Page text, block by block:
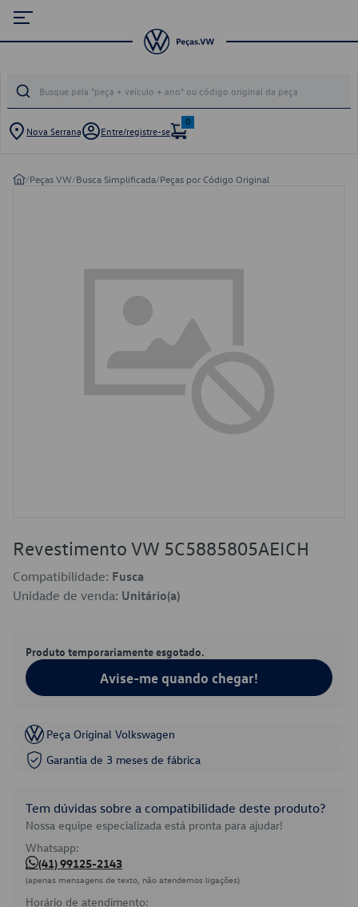
Nova Serrana Entre/registre-se
0
/Peças VW/Busca Simplificada/Peças por Código Original
Revestimento VW 5C5885805AEICH
Compatibilidade: Fusca
Unidade de venda: Unitário(a)
Produto temporariamente esgotado.
Avise-me quando chegar!
Peça Original Volkswagen
Garantia de 3 meses de fábrica
Tem dúvidas sobre a compatibilidade deste produto?
Nossa equipe especializada está pronta para ajudar!
Whatsapp:
(41) 99125-2143
(apenas mensagens de texto, não atendemos ligações)
Horário de atendimento: